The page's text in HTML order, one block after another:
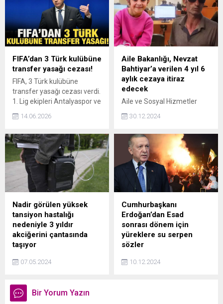
CHP Genel Başkanı Özgür
Özel'e çok sert tepki
gösterdi. Çelik, "Bu seviye
yoksunu siyasete tüm siyasi
gücümüzle cevap
vereceğiz" dedi.
kara bir düzen kuran, vergi
yükünü kazananlara değil
yoksulların üzerine yıkan,
kaliteli eğitim ve kaliteli
sağlık hizmetine ulaşımı
sınıfsal bir ayrım haline
getiren bu düzene ve bu
kötü yönetime muhataptır.
İşte bu...
FIFA’dan 3 Türk kulübüne
transfer yasağı cezası!
FIFA, 3 Türk kulübüne
transfer yasağı cezası verdi.
1. Lig ekipleri Antalyaspor ve
ceza alırken, 2. Lig ekibi
yükümlülüklerini yerine
getirdiğinde cezasının
kalkacağı kaydedildi.
14.06.2026
Aile Bakanlığı, Nevzat
Bahtiyar’a verilen 4 yıl 6
aylık cezaya itiraz
edecek
Aile ve Sosyal Hizmetler
cinayeti davasına ilişkin
bulundu. İtirafçı Nevzat
Bahtiyar'a verilen 4 yıl 6 aylık
cezaya itiraz edeceklerini
belirten Bakan Göktaş "3
şahıs ile ilgili verilen karar
hakikaten yüreklere su
serpti. Narin davasında
gerekçeli kararı bekliyoruz"
ifadelerini kullandı.
30.12.2024
Nadir görülen yüksek
tansiyon hastalığı
nedeniyle 3 yıldır
akciğerini çantasında
taşıyor
tansiyon türü olan
hastası 60 yaşındaki Aykut
İnciler, akciğerinin
07.05.2024
Cumhurbaşkanı
Erdoğan’dan Esad
sonrası dönem için
yüreklere su serpen
sözler
sonrası dönem için
10.12.2024
Bir Yorum Yazın